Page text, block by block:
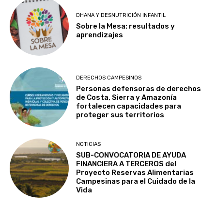
DHANA Y DESNUTRICIÓN INFANTIL
Sobre la Mesa: resultados y
aprendizajes
DERECHOS CAMPESINOS
Personas defensoras de derechos
de Costa, Sierra y Amazonía
fortalecen capacidades para
proteger sus territorios
NOTICIAS
SUB-CONVOCATORIA DE AYUDA
FINANCIERA A TERCEROS del
Proyecto Reservas Alimentarias
Campesinas para el Cuidado de la
Vida